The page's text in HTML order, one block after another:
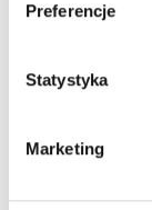
Preferencje
Statystyka
Marketing